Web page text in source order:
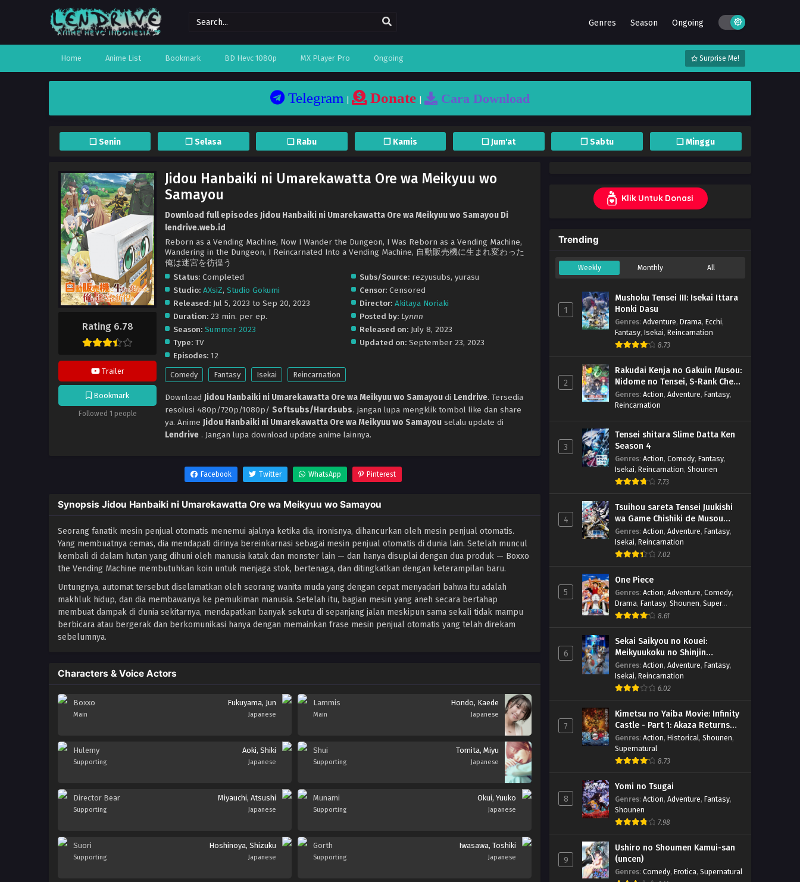
Genres Season Ongoing
Home Anime List Bookmark BD Hevc 1080p MX Player Pro Ongoing Surprise Me!
Telegram Donate Cara Download
❏ Senin ❐ Selasa ❏ Rabu ❐ Kamis ❏ Jum'at ❐ Sabtu ❏ Minggu
Rating 6.78
Trailer
Bookmark
Followed 1 people
Jidou Hanbaiki ni Umarekawatta Ore wa Meikyuu wo
Samayou
Download full episodes Jidou Hanbaiki ni Umarekawatta Ore wa Meikyuu wo Samayou Di
lendrive.web.id
Reborn as a Vending Machine, Now I Wander the Dungeon, I Was Reborn as a Vending Machine,
Wandering in the Dungeon, I Reincarnated Into a Vending Machine, 自動販売機に生まれ変わった
俺は迷宮を彷徨う
Status: Completed
Studio: AXsiZ, Studio Gokumi
Released: Jul 5, 2023 to Sep 20, 2023
Duration: 23 min. per ep.
Season: Summer 2023
Type: TV
Episodes: 12
Subs/Source:rezyusubs, yurasu
Censor:Censored
Director: Akitaya Noriaki
Posted by: Lynnn
Released on: July 8, 2023
Updated on: September 23, 2023
Comedy Fantasy Isekai Reincarnation
Download Jidou Hanbaiki ni Umarekawatta Ore wa Meikyuu wo Samayoudi Lendrive. Tersedia
resolusi 480p/720p/1080p/ Softsubs/Hardsubs. jangan lupa mengklik tombol like dan share
ya. Anime Jidou Hanbaiki ni Umarekawatta Ore wa Meikyuu wo Samayou selalu update di
Lendrive . Jangan lupa download update anime lainnya.
Facebook Twitter WhatsApp Pinterest
Synopsis Jidou Hanbaiki ni Umarekawatta Ore wa Meikyuu wo Samayou
Seorang fanatik mesin penjual otomatis menemui ajalnya ketika dia, ironisnya, dihancurkan oleh mesin penjual otomatis.
Yang membuatnya cemas, dia mendapati dirinya bereinkarnasi sebagai mesin penjual otomatis di dunia lain. Setelah muncul
kembali di dalam hutan yang dihuni oleh manusia katak dan monster lain — dan hanya disuplai dengan dua produk — Boxxo
the Vending Machine membutuhkan koin untuk menjaga stok, bertenaga, dan ditingkatkan dengan keterampilan baru.
Untungnya, automat tersebut diselamatkan oleh seorang wanita muda yang dengan cepat menyadari bahwa itu adalah
makhluk hidup, dan dia membawanya ke pemukiman manusia. Setelah itu, bagian mesin yang aneh secara bertahap
membuat dampak di dunia sekitarnya, mendapatkan banyak sekutu di sepanjang jalan meskipun sama sekali tidak mampu
berbicara atau bergerak dan berkomunikasi hanya dengan memainkan frase mesin penjual otomatis yang telah direkam
sebelumnya.
Characters & Voice Actors
Boxxo
Main
Fukuyama, Jun
Japanese
Lammis
Main
Hondo, Kaede
Japanese
Hulemy
Supporting
Aoki, Shiki
Japanese
Shui
Supporting
Tomita, Miyu
Japanese
Director Bear
Supporting
Miyauchi, Atsushi
Japanese
Munami
Supporting
Okui, Yuuko
Japanese
Suori
Supporting
Hoshinoya, Shizuku
Japanese
Gorth
Supporting
Iwasawa, Toshiki
Japanese
Klik Untuk Donasi
Trending
Weekly Monthly All
1
Mushoku Tensei III: Isekai Ittara
Honki Dasu
Genres: Adventure, Drama, Ecchi,
Fantasy, Isekai, Reincarnation
8.73
2
Rakudai Kenja no Gakuin Musou:
Nidome no Tensei, S-Rank Cheat
Majutsushi Boukenroku
Genres: Action, Adventure, Fantasy,
Reincarnation
3
Tensei shitara Slime Datta Ken
Season 4
Genres: Action, Comedy, Fantasy,
Isekai, Reincarnation, Shounen
7.73
4
Tsuihou sareta Tensei Juukishi
wa Game Chishiki de Musou
suru
Genres: Action, Adventure, Fantasy,
Isekai, Reincarnation
7.02
5
One Piece
Genres: Action, Adventure, Comedy,
Drama, Fantasy, Shounen, Super
Power
8.61
6
Sekai Saikyou no Kouei:
Meikyuukoku no Shinjin
Tansakusha
Genres: Action, Adventure, Fantasy,
Isekai, Reincarnation
6.02
7
Kimetsu no Yaiba Movie: Infinity
Castle - Part 1: Akaza Returns
(BD)
Genres: Action, Historical, Shounen,
Supernatural
8.73
8
Yomi no Tsugai
Genres: Action, Adventure, Fantasy,
Shounen
7.98
9
Ushiro no Shoumen Kamui-san
(uncen)
Genres: Comedy, Erotica, Supernatural